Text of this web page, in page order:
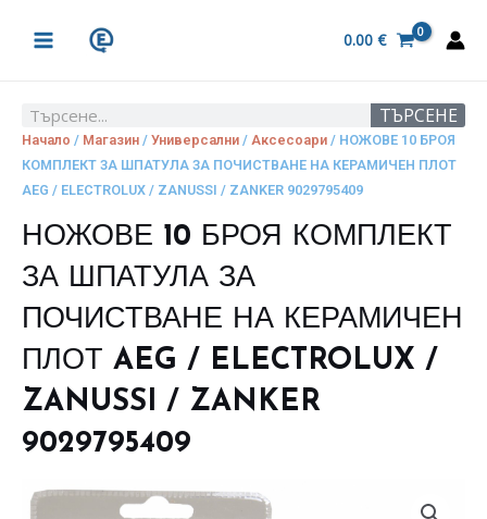
MENU
0.00 €
Search ТЪРСЕНЕ
Начало / Магазин / Универсални / Аксесоари / НОЖОВЕ 10 БРОЯ
КОМПЛЕКТ ЗА ШПАТУЛА ЗА ПОЧИСТВАНЕ НА КЕРАМИЧЕН ПЛОТ
AEG / ELECTROLUX / ZANUSSI / ZANKER 9029795409
НОЖОВЕ 10 БРОЯ КОМПЛЕКТ
ЗА ШПАТУЛА ЗА
ПОЧИСТВАНЕ НА КЕРАМИЧЕН
ПЛОТ AEG / ELECTROLUX /
ZANUSSI / ZANKER
9029795409